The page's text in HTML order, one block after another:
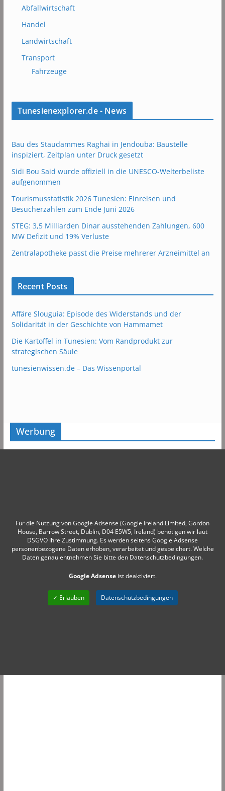
Abfallwirtschaft
Handel
Landwirtschaft
Transport
Fahrzeuge
Tunesienexplorer.de - News
Bau des Staudammes Raghai in Jendouba: Baustelle
inspiziert, Zeitplan unter Druck gesetzt
Sidi Bou Said wurde offiziell in die UNESCO-Welterbeliste
aufgenommen
Tourismusstatistik 2026 Tunesien: Einreisen und
Besucherzahlen zum Ende Juni 2026
STEG: 3,5 Milliarden Dinar ausstehenden Zahlungen, 600
MW Defizit und 19% Verluste
Zentralapotheke passt die Preise mehrerer Arzneimittel an
Recent Posts
Affäre Slouguia: Episode des Widerstands und der
Solidarität in der Geschichte von Hammamet
Die Kartoffel in Tunesien: Vom Randprodukt zur
strategischen Säule
tunesienwissen.de – Das Wissenportal
Werbung
Für die Nutzung von Google Adsense (Google Ireland Limited, Gordon
House, Barrow Street, Dublin, D04 E5W5, Ireland) benötigen wir laut
DSGVO Ihre Zustimmung. Es werden seitens Google Adsense
personenbezogene Daten erhoben, verarbeitet und gespeichert. Welche
Daten genau entnehmen Sie bitte den Datenschutzbedingungen.
Google Adsenseist deaktiviert.
✓ Erlauben Datenschutzbedingungen